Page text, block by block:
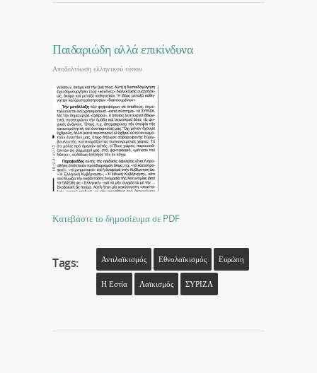
Παιδαριώδη αλλά επικίνδυνα
Αποδελτίωση ελληνικού τύπου
Κατεβάστε το δημοσίευμα σε PDF
Tags: Αντιλαϊκισμός Εθνολαϊκισμός Ευρώπη
Η Εστία Λαϊκισμός ΣΥΡΙΖΑ